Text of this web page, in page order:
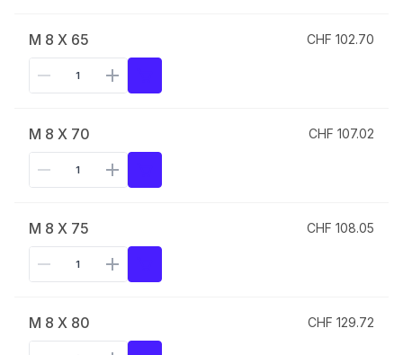
M 8 X 65 CHF 102.70
M 8 X 70 CHF 107.02
M 8 X 75 CHF 108.05
M 8 X 80 CHF 129.72